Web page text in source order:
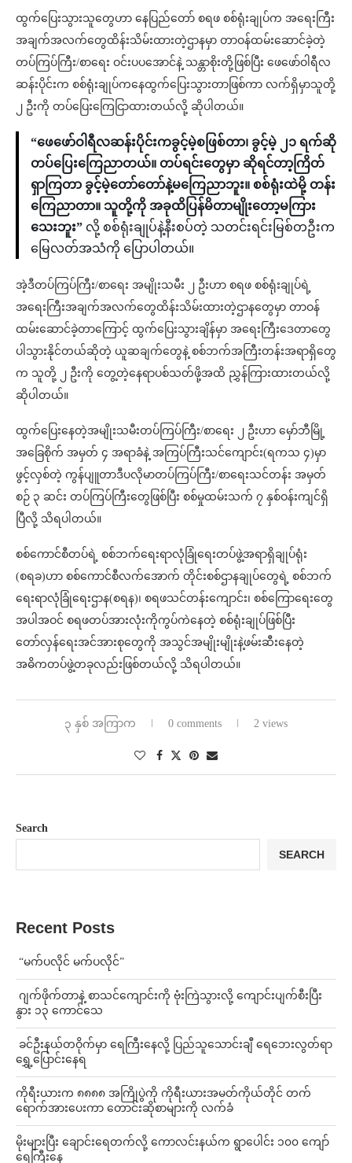
ထွက်ပြေးသွားသူတွေဟာ နေပြည်တော် စရဖ စစ်ရုံးချုပ်က အရေးကြီး
အချက်အလက်တွေထိန်းသိမ်းထားတဲ့ဌာနမှာ တာဝန်ထမ်းဆောင်ခဲ့တဲ့
တပ်ကြပ်ကြီး/စာရေး ဝင်းပပအောင်နဲ့ သန္တာစိုးတို့ဖြစ်ပြီး ဖေဖော်ဝါရီလ
ဆန်းပိုင်းက စစ်ရုံးချုပ်ကနေထွက်ပြေးသွားတာဖြစ်ကာ လက်ရှိမှာသူတို့
၂ ဦးကို တပ်ပြေးကြေငြာထားတယ်လို့ ဆိုပါတယ်။
“ဖေဖော်ဝါရီလဆန်းပိုင်းကခွင့်မဲ့စဖြစ်တာ၊ ခွင့်မဲ့ ၂၁ ရက်ဆို
တပ်ပြေးကြေညာတယ်။ တပ်ရင်းတွေမှာ ဆိုရင်တာ့ကြိတ်
ရှာကြတာ ခွင့်မဲ့တော်တော်နဲ့မကြေညာဘူး။ စစ်ရုံးထဲမို့ တန်း
ကြေညာတာ။ သူတို့ကို အခုထိပြန်မိတာမျိုးတော့မကြား
သေးဘူး” လို့ စစ်ရုံးချုပ်နဲ့နီးစပ်တဲ့ သတင်းရင်းမြစ်တဦးက
မြေလတ်အသံကို ပြောပါတယ်။
အဲ့ဒီတပ်ကြပ်ကြီး/စာရေး အမျိုးသမီး ၂ ဦးဟာ စရဖ စစ်ရုံးချုပ်ရဲ့
အရေးကြီးအချက်အလက်တွေထိန်းသိမ်းထားတဲ့ဌာနတွေမှာ တာဝန်
ထမ်းဆောင်ခဲ့တာကြောင့် ထွက်ပြေးသွားချိန်မှာ အရေးကြီးဒေတာတွေ
ပါသွားနိုင်တယ်ဆိုတဲ့ ယူဆချက်တွေနဲ့ စစ်ဘက်အကြီးတန်းအရာရှိတွေ
က သူတို့ ၂ ဦးကို တွေ့တဲ့နေရာပစ်သတ်ဖို့အထိ ညွှန်ကြားထားတယ်လို့
ဆိုပါတယ်။
ထွက်ပြေးနေတဲ့အမျိုးသမီးတပ်ကြပ်ကြီး/စာရေး ၂ ဦးဟာ မှော်ဘီမြို့
အခြေစိုက် အမှတ် ၄ အရာခံနဲ့ အကြပ်ကြီးသင်ကျောင်း(ရကသ ၄)မှာ
ဖွင့်လှစ်တဲ့ ကွန်ပျူတာဒီပလိုမာတပ်ကြပ်ကြီး/စာရေးသင်တန်း အမှတ်
စဉ် ၃ ဆင်း တပ်ကြပ်ကြီးတွေဖြစ်ပြီး စစ်မှုထမ်းသက် ၇ နှစ်ဝန်းကျင်ရှိ
ပြီလို့ သိရပါတယ်။
စစ်ကောင်စီတပ်ရဲ့ စစ်ဘက်ရေးရာလုံခြုံရေးတပ်ဖွဲ့အရာရှိချုပ်ရုံး
(စရခ)ဟာ စစ်ကောင်စီလက်အောက် တိုင်းစစ်ဌာနချုပ်တွေရဲ့ စစ်ဘက်
ရေးရာလုံခြုံရေးဌာန(စရန)၊ စရဖသင်တန်းကျောင်း၊ စစ်ကြောရေးတွေ
အပါအဝင် စရဖတပ်အားလုံးကိုကွပ်ကဲနေတဲ့ စစ်ရုံးချုပ်ဖြစ်ပြီး
တော်လှန်ရေးအင်အားစုတွေကို အသွင်အမျိုးမျိုးနဲ့ဖမ်းဆီးနေတဲ့
အဓိကတပ်ဖွဲ့တခုလည်းဖြစ်တယ်လို့ သိရပါတယ်။
၃ နှစ် အကြာက 0 comments 2 views
Search
SEARCH
Recent Posts
⁨ ⁨“မက်ပလိုင် မက်ပလိုင်”
⁨⁩ ⁨ဂျက်ဖိုက်တာနဲ့ စာသင်ကျောင်းကို ဗုံးကြဲသွားလို့ ကျောင်းပျက်စီးပြီး
နွား ၁၃ ကောင်သေ
⁩ ⁨ခင်ဦးနယ်တဝိုက်မှာ ရေကြီးနေလို့ ပြည်သူသောင်းချီ ရေဘေးလွတ်ရာ
ရွှေ့ပြောင်းနေရ
ကိုရီးယားက ၈၈၈၈ အကြိုပွဲကို ကိုရီးယားအမတ်ကိုယ်တိုင် တက်
ရောက်အားပေးကာ တောင်းဆိုစာများကို လက်ခံ
⁨မိုးများပြီး ချောင်းရေတက်လို့ ကောလင်းနယ်က ရွာပေါင်း ၁၀၀ ကျော်
ရေကြီးနေ